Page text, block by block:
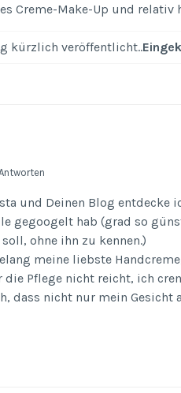
Creme-Make-Up und relativ
kürzlich veröffentlicht..
und Deinen Blog entdecke
gegoogelt hab (grad so
ohne ihn zu kennen.)
meine liebste
Pflege nicht reicht, ich
dass nicht nur mein Gesicht